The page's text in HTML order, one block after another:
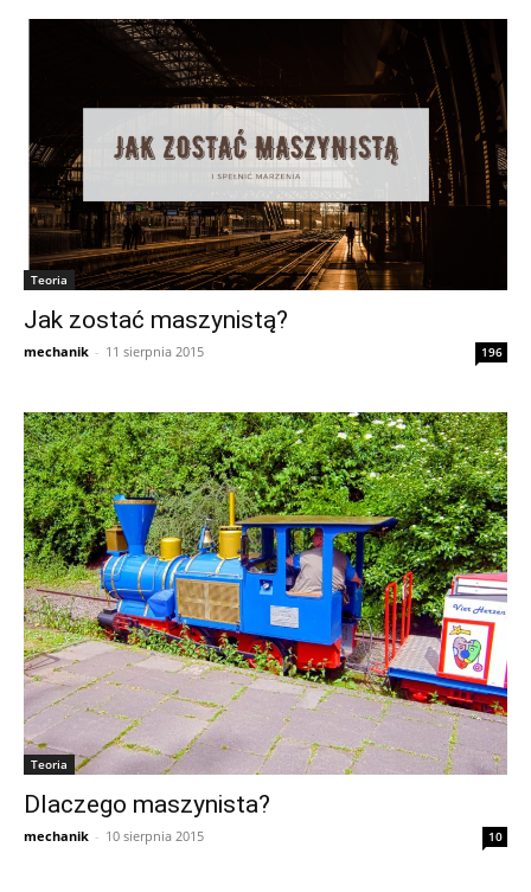
Teoria
Jak zostać maszynistą?
mechanik - 11 sierpnia 2015 196
Teoria
Dlaczego maszynista?
mechanik - 10 sierpnia 2015 10